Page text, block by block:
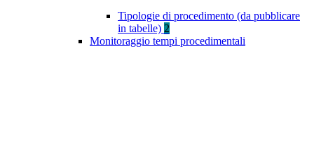
Tipologie di procedimento (da pubblicare
in tabelle) 2
Monitoraggio tempi procedimentali